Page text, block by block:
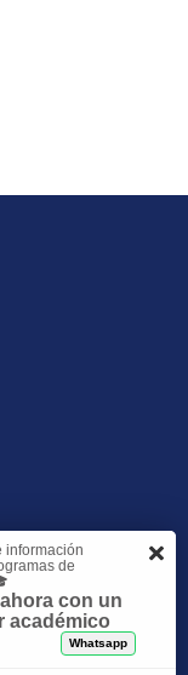
información
de
con un
académico
Whatsapp